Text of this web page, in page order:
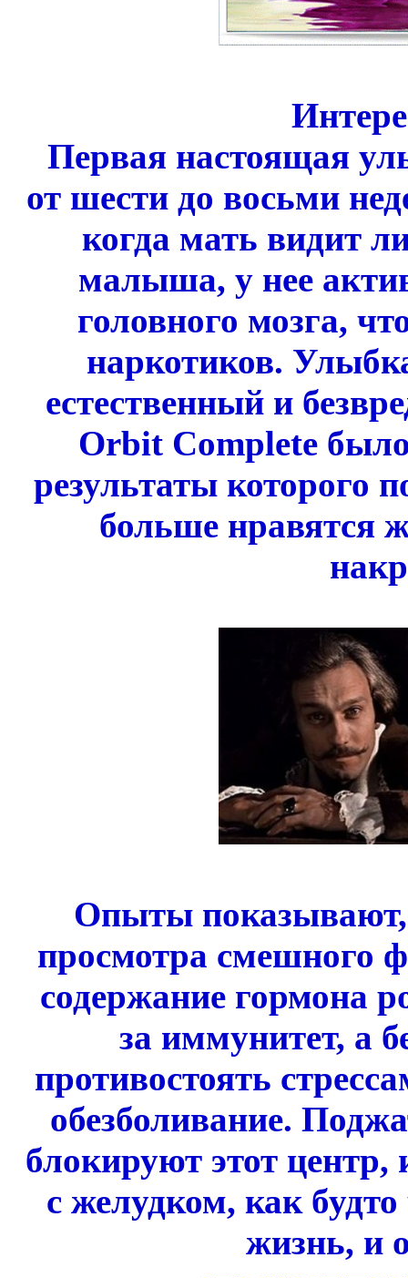
Первая настоящая
от шести до восьми
когда мать видит
малыша, у нее
головного мозга,
наркотиков.
естественный и
Orbit Complete было
результаты которого
больше нравятся
Опыты
просмотра смешного
содержание гормона
за иммунитет, а
противостоять
обезболивание.
блокируют этот
с желудком, как
жизнь, и